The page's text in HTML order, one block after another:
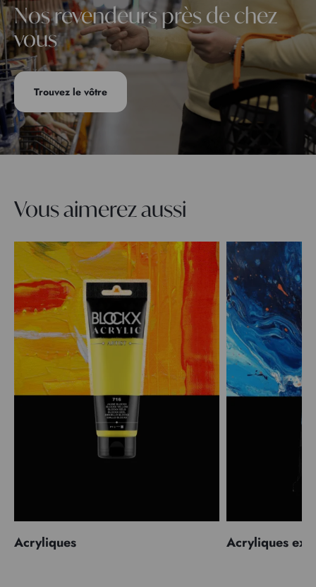
Nos revendeurs près de chez
vous
Trouvez le vôtre
Vous aimerez aussi
Acryliques Acryliques